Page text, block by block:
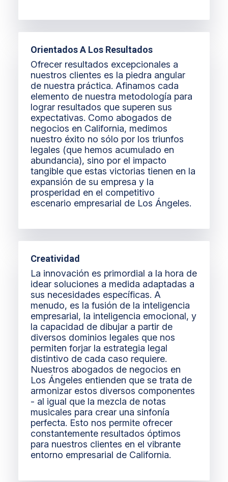
Orientados A Los Resultados
Ofrecer resultados excepcionales a
nuestros clientes es la piedra angular
de nuestra práctica. Afinamos cada
elemento de nuestra metodología para
lograr resultados que superen sus
expectativas. Como abogados de
negocios en California, medimos
nuestro éxito no sólo por los triunfos
legales (que hemos acumulado en
abundancia), sino por el impacto
tangible que estas victorias tienen en la
expansión de su empresa y la
prosperidad en el competitivo
escenario empresarial de Los Ángeles.
Creatividad
La innovación es primordial a la hora de
idear soluciones a medida adaptadas a
sus necesidades específicas. A
menudo, es la fusión de la inteligencia
empresarial, la inteligencia emocional, y
la capacidad de dibujar a partir de
diversos dominios legales que nos
permiten forjar la estrategia legal
distintivo de cada caso requiere.
Nuestros abogados de negocios en
Los Ángeles entienden que se trata de
armonizar estos diversos componentes
- al igual que la mezcla de notas
musicales para crear una sinfonía
perfecta. Esto nos permite ofrecer
constantemente resultados óptimos
para nuestros clientes en el vibrante
entorno empresarial de California.